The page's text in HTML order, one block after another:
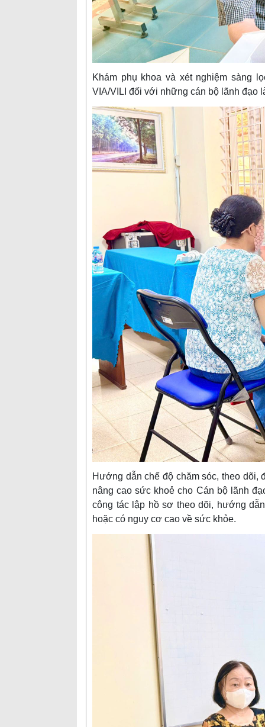
Khám phụ khoa và xét nghiệm sàng
VIA/VILI đối với những cán bộ lãnh đạo
Hướng dẫn chế độ chăm sóc, theo dõi,
nâng cao sức khoẻ cho Cán bộ lãnh
công tác lập hồ sơ theo dõi, hướng
hoặc có nguy cơ cao về sức khỏe.